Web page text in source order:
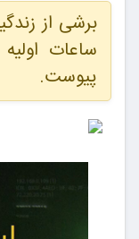
برشی از
ساعات
پیوست.